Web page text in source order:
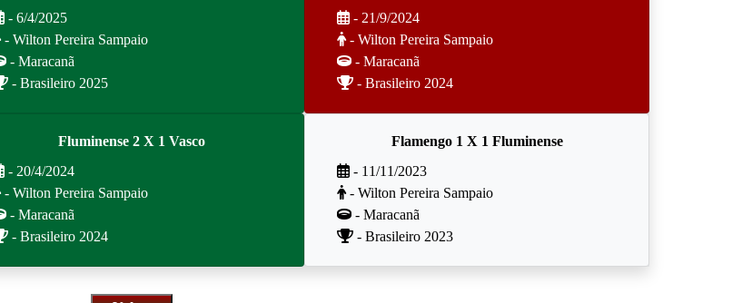
- 6/4/2025
- Wilton Pereira Sampaio
- Maracanã
- Brasileiro 2025
- 21/9/2024
- Wilton Pereira Sampaio
- Maracanã
- Brasileiro 2024
Fluminense 2 X 1 Vasco
- 20/4/2024
- Wilton Pereira Sampaio
- Maracanã
- Brasileiro 2024
Flamengo 1 X 1 Fluminense
- 11/11/2023
- Wilton Pereira Sampaio
- Maracanã
- Brasileiro 2023